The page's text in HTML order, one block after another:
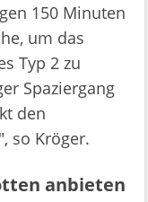
150 Minuten
um das
Typ 2 zu
Spaziergang
den
so Kröger.
anbieten